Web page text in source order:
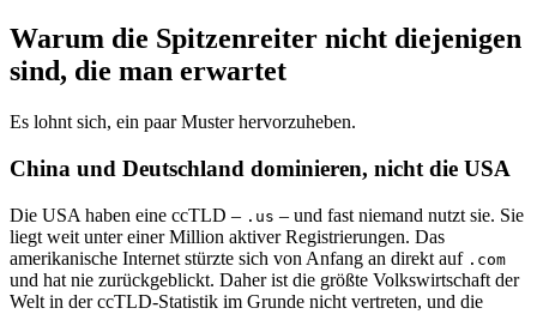
Warum die Spitzenreiter nicht diejenigen
sind, die man erwartet
Es lohnt sich, ein paar Muster hervorzuheben.
China und Deutschland dominieren, nicht die USA
Die USA haben eine ccTLD – .us – und fast niemand nutzt sie. Sie
liegt weit unter einer Million aktiver Registrierungen. Das
amerikanische Internet stürzte sich von Anfang an direkt auf .com
und hat nie zurückgeblickt. Daher ist die größte Volkswirtschaft der
Welt in der ccTLD-Statistik im Grunde nicht vertreten, und die